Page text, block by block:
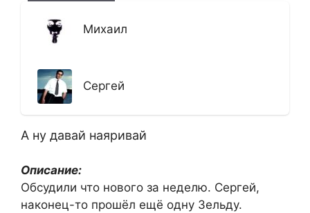
Михаил
Сергей
А ну давай наяривай
Описание:
Обсудили что нового за неделю. Сергей,
наконец-то прошёл ещё одну Зельду.